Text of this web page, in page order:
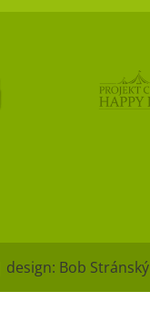
design: Bob Stránský